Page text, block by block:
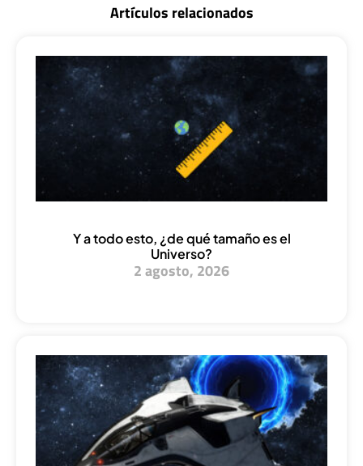
Artículos relacionados
Y a todo esto, ¿de qué tamaño es el
Universo?
2 agosto, 2026